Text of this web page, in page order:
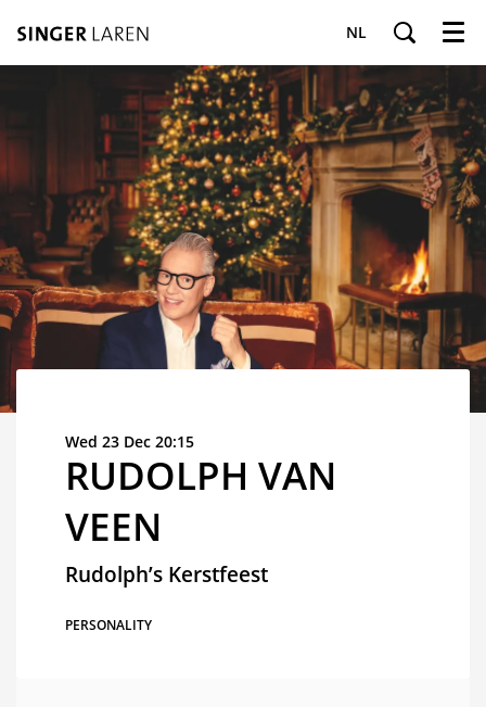
NL Menu
RUDOLPH VAN
VEEN
Rudolph’s Kerstfeest
Wed 23 Dec 20:15
PERSONALITY